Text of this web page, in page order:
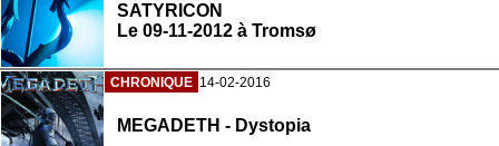
SATYRICON
Le 09-11-2012 à Tromsø
CHRONIQUE 14-02-2016
MEGADETH - Dystopia